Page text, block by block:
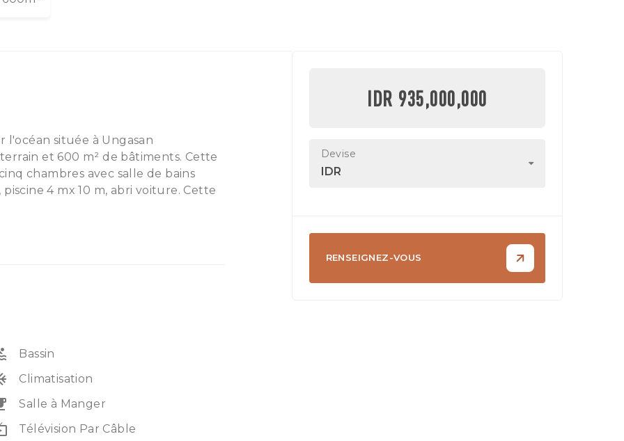
l'océan située à Ungasan
et 600 m² de bâtiments. Cette
chambres avec salle de bains
4 mx 10 m, abri voiture. Cette
débarras. Cette propriété offre
journée avec vue sur la mer.
Bassin
Climatisation
Salle à Manger
Télévision Par Câble
IDR 935,000,000
Devise
IDR
RENSEIGNEZ-VOUS